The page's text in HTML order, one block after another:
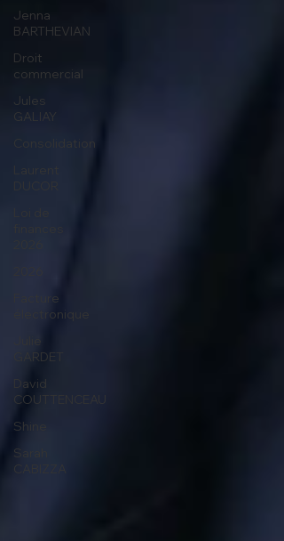
Jenna
BARTHEVIAN
Droit
commercial
Jules
GALIAY
Consolidation
Facture
électronique
Julie
GARDET
David
COUTTENCEAU
Shine
Sarah
CABIZZA